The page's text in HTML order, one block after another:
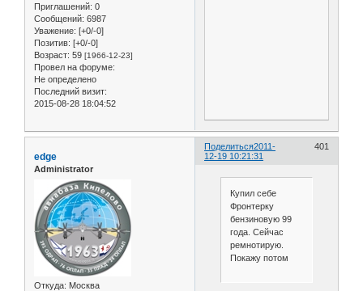
Приглашений: 0
Сообщений: 6987
Уважение: [+0/-0]
Позитив: [+0/-0]
Возраст: 59 [1966-12-23]
Провел на форуме:
Не определено
Последний визит:
2015-08-28 18:04:52
Поделиться 401
2011-
12-19 10:21:31
edge
Administrator
Откуда: Москва
Купил себе
Фронтерку
бензиновую 99
года. Сейчас
ремнотирую.
Покажу потом